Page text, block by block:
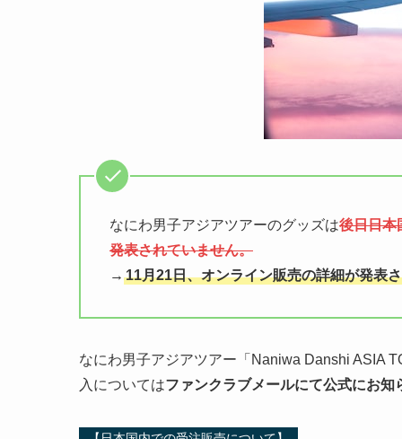
なにわ男子アジアツアーのグッズは後日日本
発表されていません。
→ 11月21日、オンライン販売の詳細が発表
なにわ男子アジアツアー「Naniwa Danshi ASIA
入についてはファンクラブメールにて公式にお知